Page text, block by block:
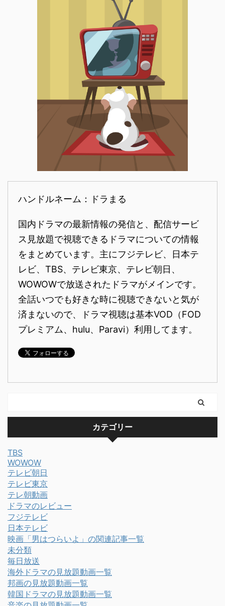
ハンドルネーム：ドラまる
国内ドラマの最新情報の発信と、配信サービ
ス見放題で視聴できるドラマについての情報
をまとめています。主にフジテレビ、日本テ
レビ、TBS、テレビ東京、テレビ朝日、
WOWOWで放送されたドラマがメインです。
全話いつでも好きな時に視聴できないと気が
済まないので、ドラマ視聴は基本VOD（FOD
プレミアム、hulu、Paravi）利用してます。
カテゴリー
TBS
WOWOW
テレビ朝日
テレビ東京
テレ朝動画
ドラマのレビュー
フジテレビ
日本テレビ
映画「男はつらいよ」の関連記事一覧
未分類
毎日放送
海外ドラマの見放題動画一覧
邦画の見放題動画一覧
韓国ドラマの見放題動画一覧